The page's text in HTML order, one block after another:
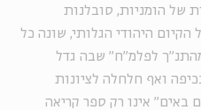
של הומניות, סובלנות
היהודי הגלותי, שונה כל
לפלמ"ח" שבה גדל
ואף חלחלה לציונות
באים" אינו רק ספר קריאה